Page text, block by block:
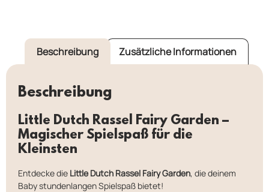
Beschreibung Zusätzliche Informationen
Beschreibung
Little Dutch Rassel Fairy Garden –
Magischer Spielspaß für die
Kleinsten
Entdecke die Little Dutch Rassel Fairy Garden, die deinem
Baby stundenlangen Spielspaß bietet!